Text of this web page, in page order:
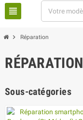
view_headline
chevron_right Réparation
RÉPARATION
Sous-catégories